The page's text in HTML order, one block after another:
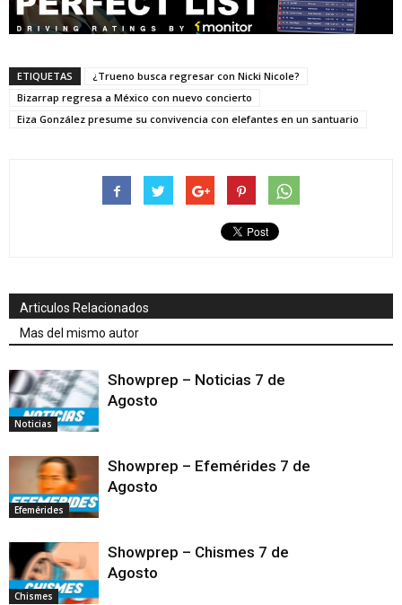
ETIQUETAS
¿Trueno busca regresar con Nicki Nicole?
Bizarrap regresa a México con nuevo concierto
Eiza González presume su convivencia con elefantes en un santuario
Articulos Relacionados
Mas del mismo autor
Noticias
Showprep – Noticias 7 de
Agosto
Efemérides
Showprep – Efemérides 7 de
Agosto
Chismes
Showprep – Chismes 7 de
Agosto